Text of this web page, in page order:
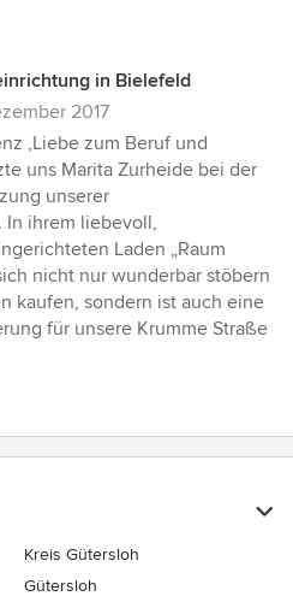
in Bielefeld
2017
,Liebe zum Beruf und
uns Marita Zurheide bei der
unserer
In ihrem liebevoll,
Laden „Raum
nicht nur wunderbar stöbern
kaufen, sondern ist auch eine
für unsere Krumme Straße
Kreis Gütersloh
Gütersloh